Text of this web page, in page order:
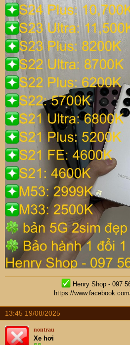
- Gói BH 2 tháng + 299k
- Gói BH 6 tháng + 499k
- Gói BH 12 tháng + 699k
_________________________
TRƯỜNG HỢP TỪ CHỐI BẢO
1. Không bảo hành do lỗi của
2. Thân máy bị cong vênh, cấn
chất, chất lỏng, ngấm nước, máy
3. Khách hàng tự ý root máy, tháo
hoặc mang qua các điểm sửa
Shop ủy quyền.
4. Tem niêm phong của máy bị
lại hoặc mất tem.
5. Đối với máy không lên nguồn,
check, nếu máy do lỗi do nhà sản
cho khách hàng.
CHÚC CÁC CỤ MỢ MAY MẮN,
PHÚC
Henry Shop - 097
https://
13:45 19/08/2025
nontrau
Xe hơi